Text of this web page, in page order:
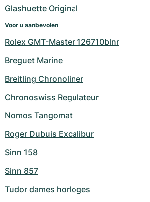
Glashuette Original
Voor u aanbevolen
Rolex GMT-Master 126710blnr
Breguet Marine
Breitling Chronoliner
Chronoswiss Regulateur
Nomos Tangomat
Roger Dubuis Excalibur
Sinn 158
Sinn 857
Tudor dames horloges